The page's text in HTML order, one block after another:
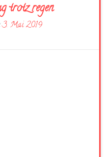
trotz regen
3. Mai 2019